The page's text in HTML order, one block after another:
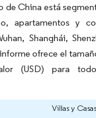
de China está
apartamentos y
Shanghái,
ofrece el
(USD) para
Villas y